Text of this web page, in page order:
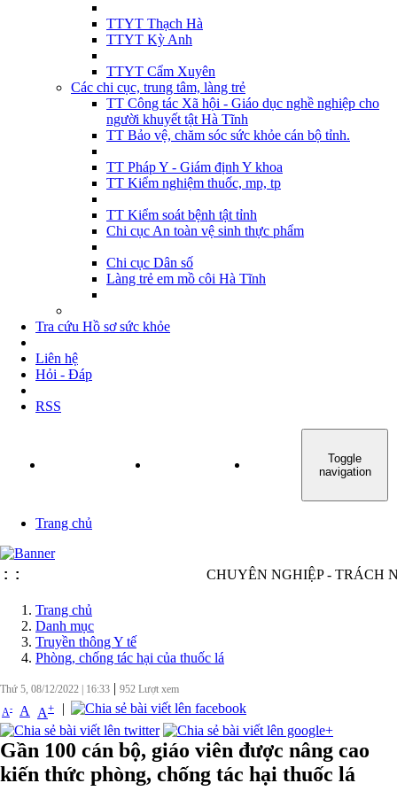
TTYT Thạch Hà
TTYT Kỳ Anh
TTYT Cẩm Xuyên
Các chi cục, trung tâm, làng trẻ
TT Công tác Xã hội - Giáo dục nghề nghiệp cho
người khuyết tật Hà Tĩnh
TT Bảo vệ, chăm sóc sức khỏe cán bộ tỉnh.
TT Pháp Y - Giám định Y khoa
TT Kiểm nghiệm thuốc, mp, tp
TT Kiểm soát bệnh tật tỉnh
Chi cục An toàn vệ sinh thực phẩm
Chi cục Dân số
Làng trẻ em mồ côi Hà Tĩnh
Tra cứu Hồ sơ sức khỏe
Liên hệ
Hỏi - Đáp
RSS
TIN TỨC - SỰ KIỆN
Toggle
navigation
Trang chủ
: : CHUYÊN NGHIỆP - TRÁCH
Trang chủ
Danh mục
Truyền thông Y tế
Phòng, chống tác hại của thuốc lá
Thứ 5, 08/12/2022 16:33 | 952 Lượt xem
A- A A+ |
Gần 100 cán bộ, giáo viên được nâng cao
kiến thức phòng, chống tác hại thuốc lá